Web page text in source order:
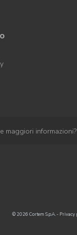
maggiori informazioni?
© 2026 Cortem S.p.A. - Privacy